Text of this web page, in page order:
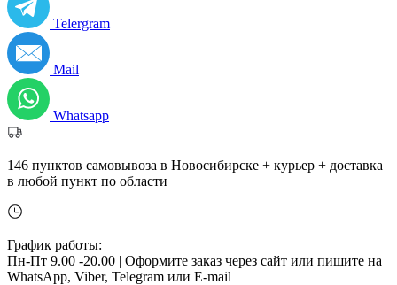
Telergram
Mail
Whatsapp
146 пунктов самовывоза в Новосибирске + курьер + доставка
в любой пункт по области
График работы:
Пн-Пт 9.00 -20.00 | Оформите заказ через сайт или пишите на
WhatsApp, Viber, Telegram или E-mail